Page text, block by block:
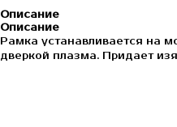
Описание
Описание
Рамка устанавливается на
дверкой плазма. Придает